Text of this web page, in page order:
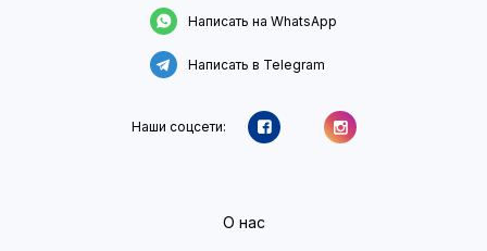
Написать на WhatsApp
Написать в Telegram
Наши соцсети:
О нас